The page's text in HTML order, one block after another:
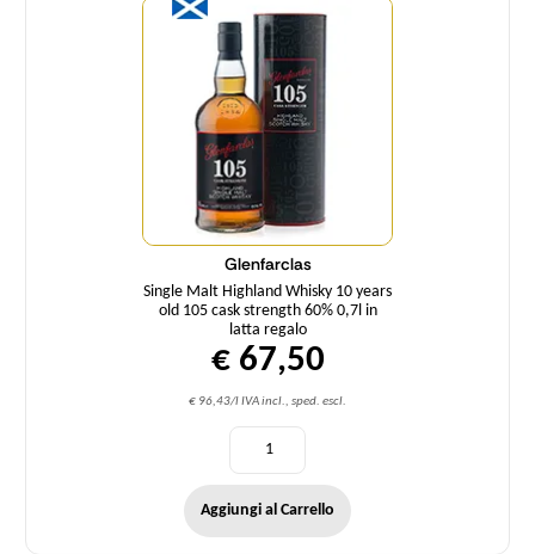
Glenfarclas
Single Malt Highland Whisky 10 years
old 105 cask strength 60% 0,7l in
latta regalo
€ 67,50
€ 96,43/l IVA incl., sped. escl.
Aggiungi al Carrello